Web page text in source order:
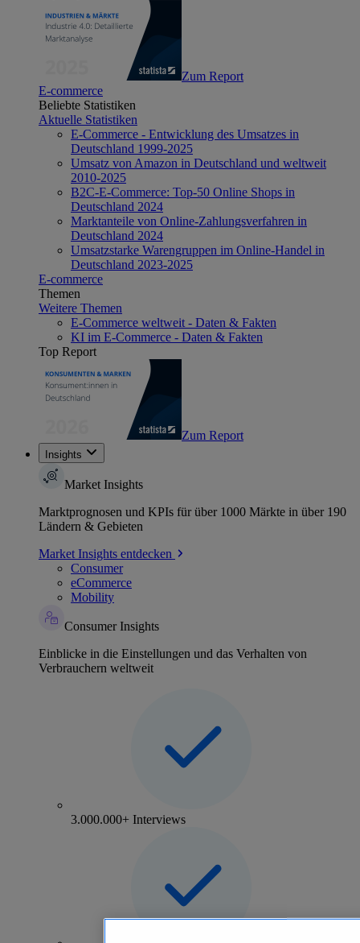
Zum Report
E-commerce
Beliebte Statistiken
Aktuelle Statistiken
E-Commerce - Entwicklung des Umsatzes in
Deutschland 1999-2025
Umsatz von Amazon in Deutschland und weltweit
2010-2025
B2C-E-Commerce: Top-50 Online Shops in
Deutschland 2024
Marktanteile von Online-Zahlungsverfahren in
Deutschland 2024
Umsatzstarke Warengruppen im Online-Handel in
Deutschland 2023-2025
E-commerce
Themen
Weitere Themen
E-Commerce weltweit - Daten & Fakten
KI im E-Commerce - Daten & Fakten
Top Report
Zum Report
Insights
Market Insights
Marktprognosen und KPIs für über 1000 Märkte in über 190
Ländern & Gebieten
Market Insights entdecken
Consumer
eCommerce
Mobility
Consumer Insights
Einblicke in die Einstellungen und das Verhalten von
Verbrauchern weltweit
3.000.000+ Interviews